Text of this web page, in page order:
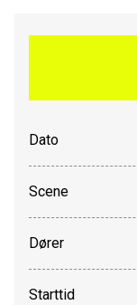
Dato
Scene
Dører
Starttid